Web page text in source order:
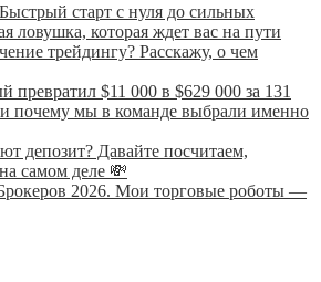
старт с нуля до сильных
ловушка, которая ждет вас на пути
трейдингу? Расскажу, о чем
превратил $11 000 в $629 000 за 131
почему мы в команде выбрали именно
депозит? Давайте посчитаем,
самом деле 💸
2026. Мои торговые роботы —